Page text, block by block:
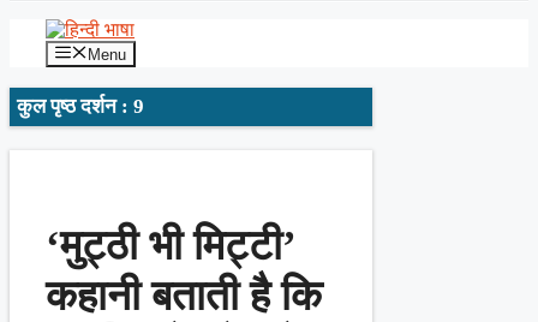
Menu
कुल पृष्ठ दर्शन : 9
‘मुट्ठी भी मिट्टी’
कहानी बताती है कि